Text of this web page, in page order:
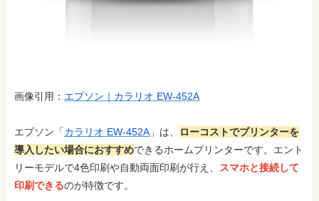
画像引用： エプソン｜カラリオ EW-452A
エプソン「カラリオ EW-452A 」は、
ローコストでプリンターを
導入したい場合におすすめできるホームプリンターです。エント
リーモデルで4色印刷や自動両面印刷が行え、
スマホと接続して
印刷できるのが特徴です。